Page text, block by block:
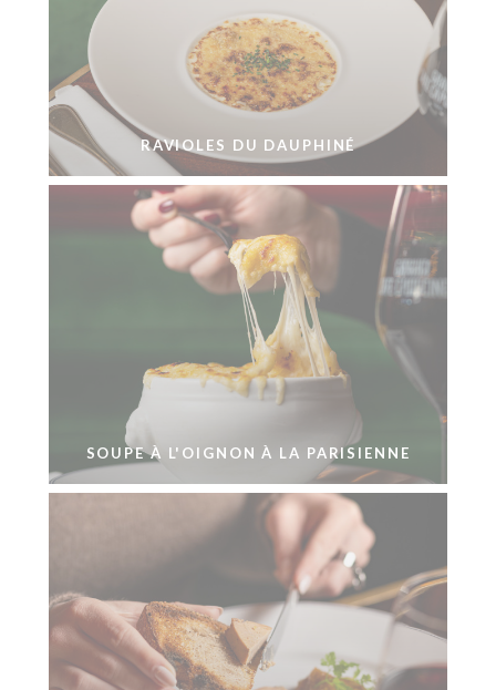
RAVIOLES DU DAUPHINÉ
SOUPE À L'OIGNON À LA PARISIENNE